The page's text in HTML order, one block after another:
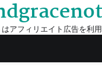
アフィリエイト広告を利用